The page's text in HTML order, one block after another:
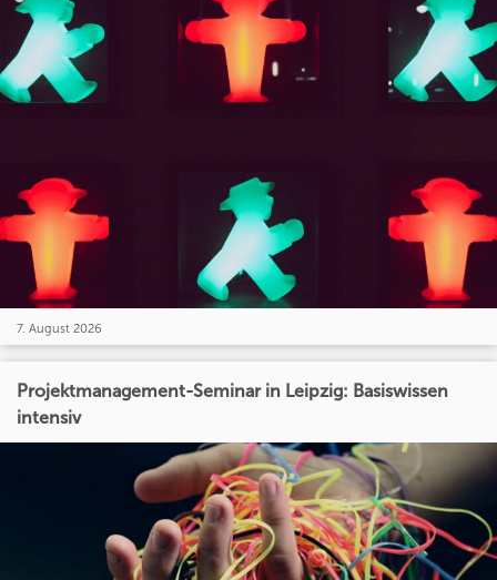
7. August 2026
Projektmanagement-Seminar in Leipzig: Basiswissen
intensiv